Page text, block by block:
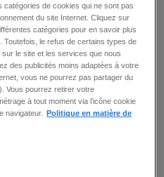
les offres d’emploi en
Médical, le leader
spécialisé de cadres
les filtres du moteur
plus à vos attentes.
de cookies qui ne sont pas
du site Internet. Cliquez sur
catégories pour en savoir plus
Toutefois, le refus de certains types de
le site et les services que nous
des publicités moins adaptées à votre
vous ne pourrez pas partager du
Vous pourrez retirer votre
à tout moment via l’icône cookie
navigateur.
Politique en matière de